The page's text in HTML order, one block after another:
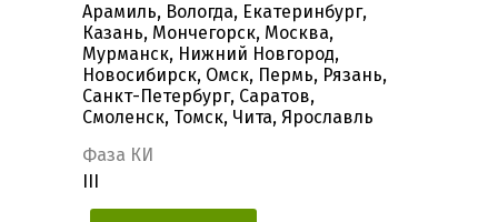
Арамиль, Вологда, Екатеринбург,
Казань, Мончегорск, Москва,
Мурманск, Нижний Новгород,
Новосибирск, Омск, Пермь, Рязань,
Санкт-Петербург, Саратов,
Смоленск, Томск, Чита, Ярославль
Фаза КИ